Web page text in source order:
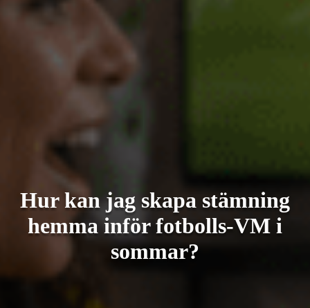
Hur kan jag skapa stämning
hemma inför fotbolls-VM i
sommar?